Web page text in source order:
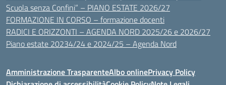
Scuola senza Confini” – PIANO ESTATE 2026/27
FORMAZIONE IN CORSO – formazione docenti
RADICI E ORIZZONTI – AGENDA NORD 2025/26 e 2026/27
Piano estate 20234/24 e 2024/25 – Agenda Nord
Amministrazione TrasparenteAlbo onlinePrivacy Policy